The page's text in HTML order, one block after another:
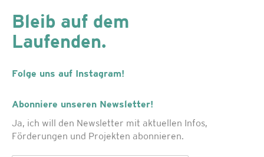
Bleib auf dem
Laufenden.
Folge uns auf Instagram!
Abonniere unseren Newsletter!
Ja, ich will den Newsletter mit aktuellen Infos,
Förderungen und Projekten abonnieren.